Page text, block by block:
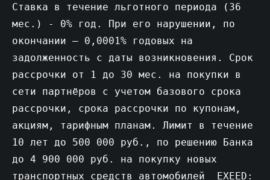
Ставка в течение льготного периода (36
мес.) - 0% год. При его нарушении, по
окончании – 0,0001% годовых на
задолженность с даты возникновения. Срок
рассрочки от 1 до 30 мес. на покупки в
сети партнёров с учетом базового срока
рассрочки, срока рассрочки по купонам,
акциям, тарифным планам. Лимит в течение
10 лет до 500 000 руб., по решению Банка
до 4 900 000 руб. на покупку новых
транспортных средств автомобилей EXEED: